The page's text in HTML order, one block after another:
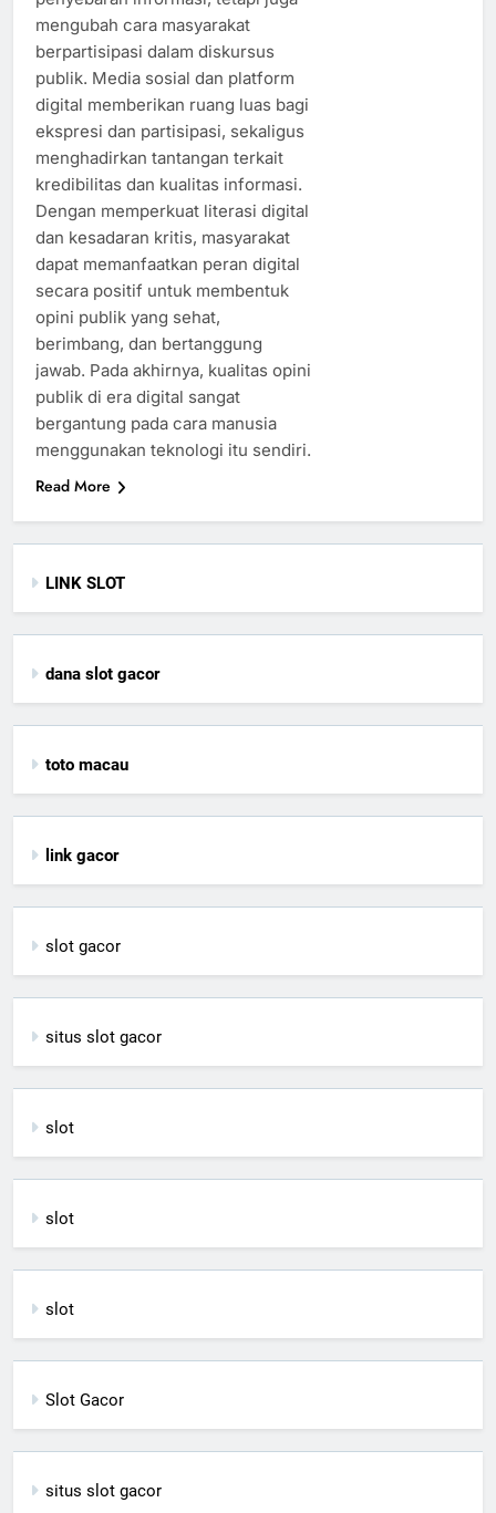
mengubah cara masyarakat
berpartisipasi dalam diskursus
publik. Media sosial dan platform
digital memberikan ruang luas bagi
ekspresi dan partisipasi, sekaligus
menghadirkan tantangan terkait
kredibilitas dan kualitas informasi.
Dengan memperkuat literasi digital
dan kesadaran kritis, masyarakat
dapat memanfaatkan peran digital
secara positif untuk membentuk
opini publik yang sehat,
berimbang, dan bertanggung
jawab. Pada akhirnya, kualitas opini
publik di era digital sangat
bergantung pada cara manusia
menggunakan teknologi itu sendiri.
Read More
LINK SLOT
dana slot gacor
toto macau
link gacor
slot gacor
situs slot gacor
slot
slot
slot
Slot Gacor
situs slot gacor